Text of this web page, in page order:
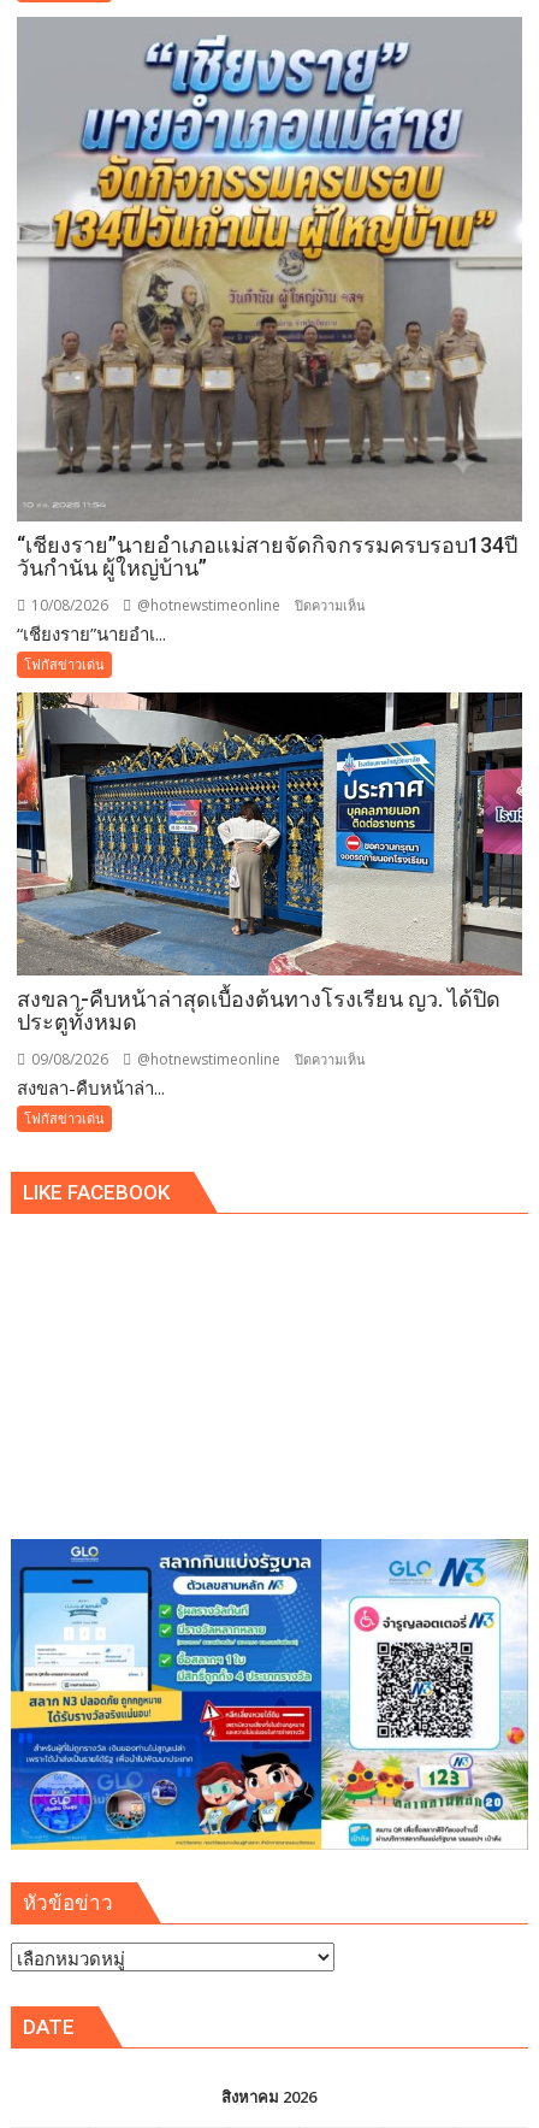
คลอง
ทด
ตา
พวง
รับ
ฟัง
ปัญหา
ผัก
และ
วัชพืช
ขวาง
ทาง
พร้อม
แก้ไข
“เชียงราย”นายอำเภอแม่สายจัดกิจกรรมครบรอบ134ปี
วันกำนัน ผู้ใหญ่บ้าน”
10/08/2026 @hotnewstimeonline ปิดความเห็น
กิจกรรม
ครบ
รอบ134ปี
วัน
กำนัน
ผู้ใหญ่
บ้าน”
“เชียงราย”นายอำเ...
โฟกัสข่าวเด่น
สงขลา-คืบหน้าล่าสุดเบื้องต้นทางโรงเรียน ญว. ได้ปิด
ประตูทั้งหมด
09/08/2026 @hotnewstimeonline ปิดความเห็น
ต้นทาง
สงขลา-คืบหน้าล่า...
โฟกัสข่าวเด่น
LIKE FACEBOOK
หัวข้อข่าว
หัวข้อ
DATE
สิงหาคม 2026